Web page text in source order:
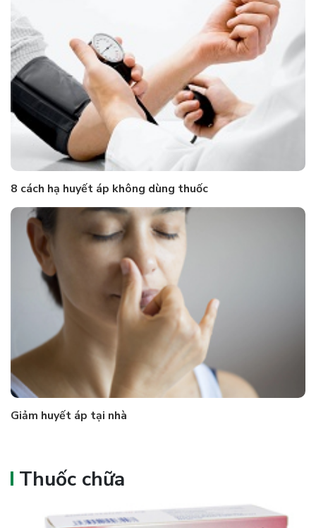
8 cách hạ huyết áp không dùng thuốc
Giảm huyết áp tại nhà
Thuốc chữa